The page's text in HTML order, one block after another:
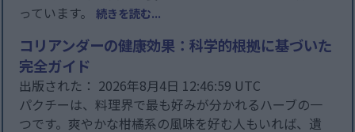
っています。続きを読む...
コリアンダーの健康効果：科学的根拠に基づいた
完全ガイド
出版された： 2026年8月4日 12:46:59 UTC
パクチーは、料理界で最も好みが分かれるハーブの一
つです。爽やかな柑橘系の風味を好む人もいれば、遺